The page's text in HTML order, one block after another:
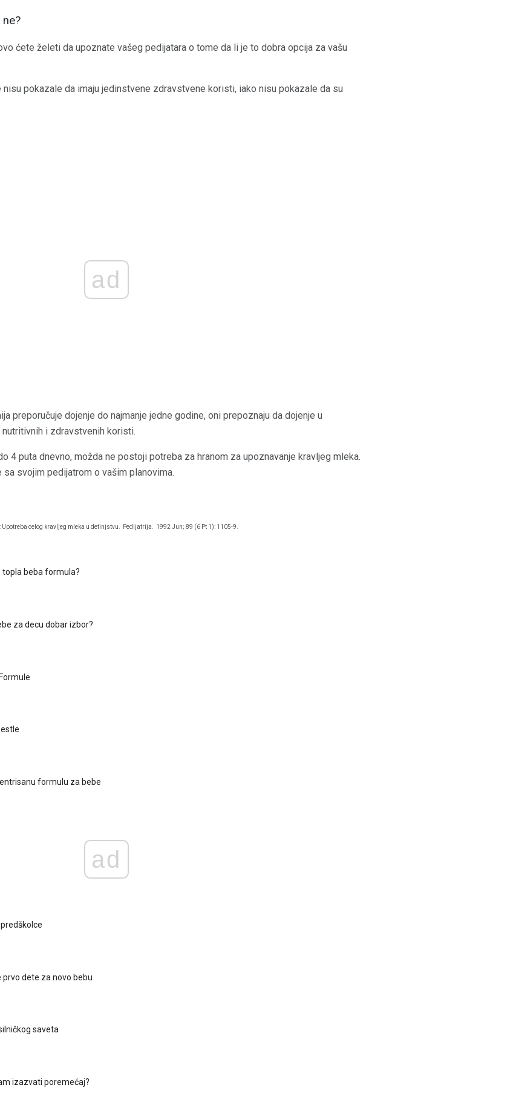
ćete želeti da upoznate vašeg pedijatara o tome da li je to dobra opcija za vašu
pokazale da imaju jedinstvene zdravstvene koristi, iako nisu pokazale da su
ad
preporučuje dojenje do najmanje jedne godine, oni prepoznaju da dojenje u
i zdravstvenih koristi.
4 puta dnevno, možda ne postoji potreba za hranom za upoznavanje kravljeg mleka.
svojim pedijatrom o vašim planovima.
celog kravljeg mleka u detinjstvu. Pedijatrija. 1992 Jun; 89 (6 Pt 1): 1105-9.
topla beba formula?
za decu dobar izbor?
formulu za bebe
ad
dete za novo bebu
saveta
izazvati poremećaj?